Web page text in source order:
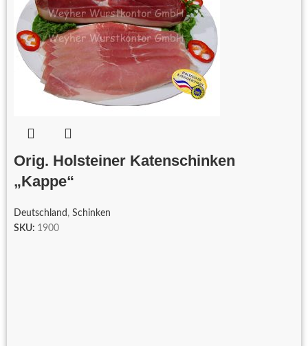
Orig. Holsteiner Katenschinken
„Kappe“
Deutschland , Schinken
SKU: 1900